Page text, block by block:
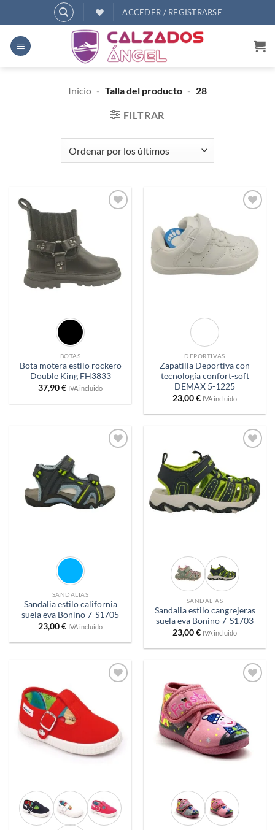
al
contenido
ACCEDER / REGISTRARSE
Inicio - Talla del producto - 28
FILTRAR
BOTAS
Bota motera estilo rockero
Double King FH3833
37,90€ IVA incluido
deseos
DEPORTIVAS
Zapatilla Deportiva con
tecnología confort-soft
DEMAX 5-1225
23,00€ IVA incluido
SANDALIAS
Sandalia estilo california
suela eva Bonino 7-S1705
23,00€ IVA incluido
deseos
SANDALIAS
Sandalia estilo cangrejeras
suela eva Bonino 7-S1703
23,00€ IVA incluido